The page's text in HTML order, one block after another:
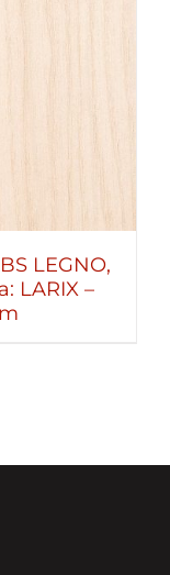
LEGNO,
LARIX –